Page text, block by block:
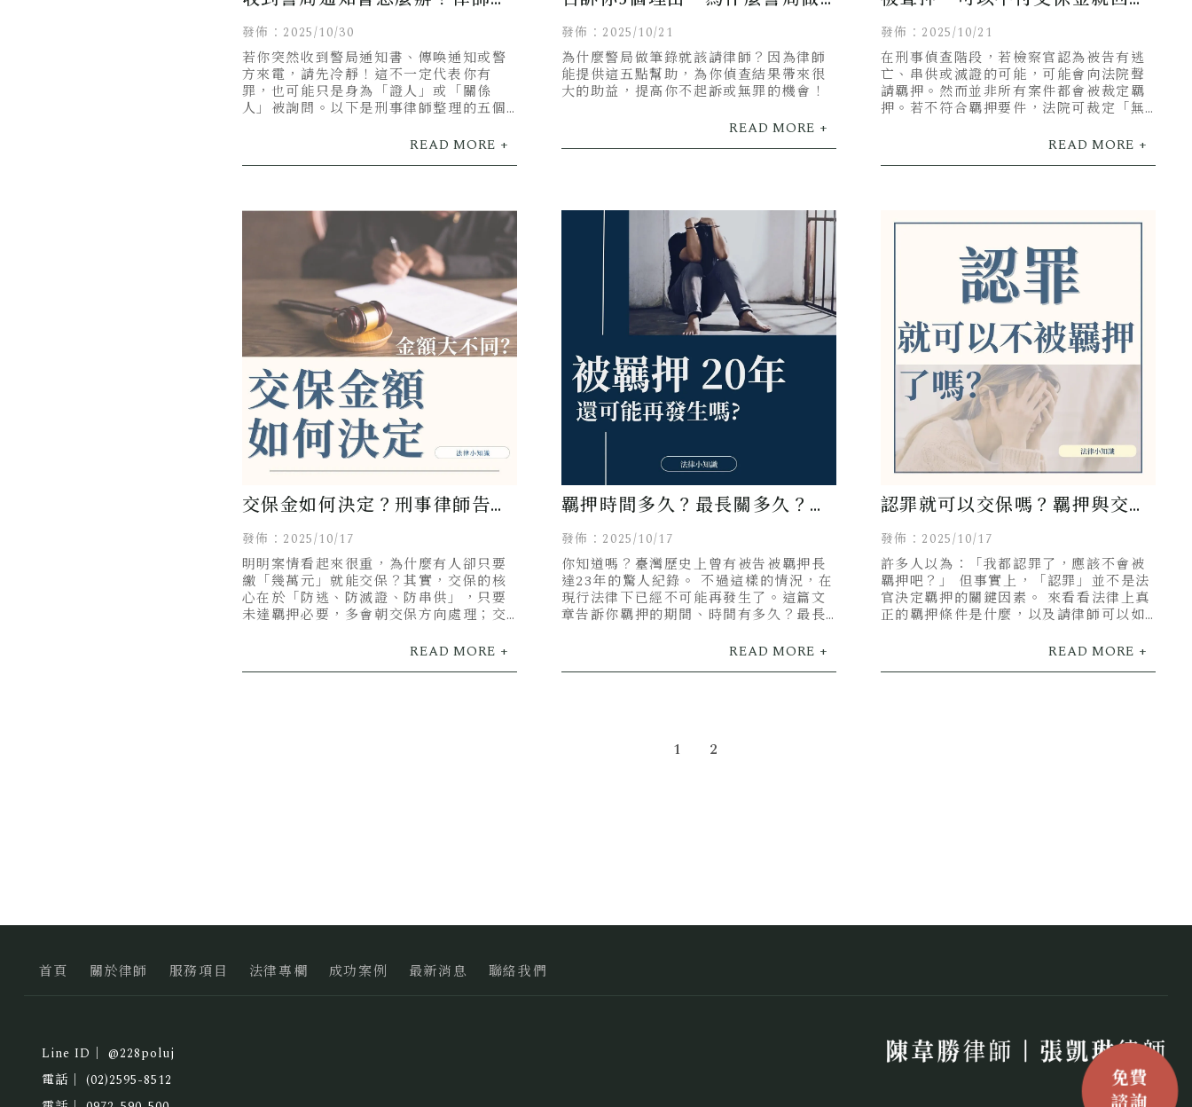
你5步驟搞定！
發佈：2025/10/30
若你突然收到警局通知書、傳喚通知或警
方來電，請先冷靜！這不一定代表你有
罪，也可能只是身為「證人」或「關係
人」被詢問。以下是刑事律師整理的五個
筆錄就該請律師！
發佈：2025/10/21
為什麼警局做筆錄就該請律師？因為律師
能提供這五點幫助，為你偵查結果帶來很
大的助益，提高你不起訴或無罪的機會！
家？無保請回是無罪嗎？
發佈：2025/10/21
在刑事偵查階段，若檢察官認為被告有逃
亡、串供或滅證的可能，可能會向法院聲
請羈押。然而並非所有案件都會被裁定羈
押。若不符合羈押要件，法院可裁定「無
交保金如何決定？刑事律師告訴
你計算交保金額的秘密！
發佈：2025/10/17
明明案情看起來很重，為什麼有人卻只要
繳「幾萬元」就能交保？其實，交保的核
心在於「防逃、防滅證、防串供」，只要
未達羈押必要，多會朝交保方向處理；交
羈押時間多久？最長關多久？刑
事律師完整解析！
發佈：2025/10/17
你知道嗎？臺灣歷史上曾有被告被羈押長
達23年的驚人紀錄。 不過這樣的情況，在
現行法律下已經不可能再發生了。這篇文
章告訴你羈押的期間、時間有多久？最長
認罪就可以交保嗎？羈押與交保
的真正關鍵一覽！
發佈：2025/10/17
許多人以為：「我都認罪了，應該不會被
羈押吧？」 但事實上，「認罪」並不是法
官決定羈押的關鍵因素。 來看看法律上真
正的羈押條件是什麼，以及請律師可以如
1 2
@228poluj
(02)2595-8512
首頁 關於律師 服務項目 法律專欄 成功案例 最新消息 聯絡我們